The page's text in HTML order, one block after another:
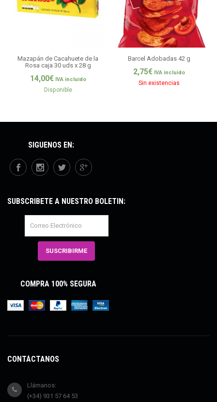
Mazapán de Cacahuete de la
Rosa caja 30 uds x 28 g
14,00€ IVA incluido
Disponible
Barcel Adobadas 42 g
2,75€ IVA incluido
Sin existencias
SÍGUENOS EN:
SUBSCRÍBETE A NUESTRO BOLETÍN:
COMPRA 100% SEGURA
CONTÁCTANOS
Llámanos:
(+34) 931 57 64 53